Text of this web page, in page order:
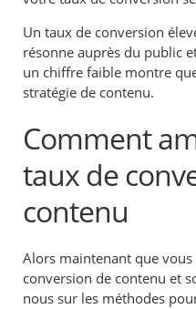
Un taux de conversion
résonne auprès du public
un chiffre faible montre
stratégie de contenu.
Comment
taux de
contenu
Alors maintenant que
conversion de contenu et
nous sur les méthodes